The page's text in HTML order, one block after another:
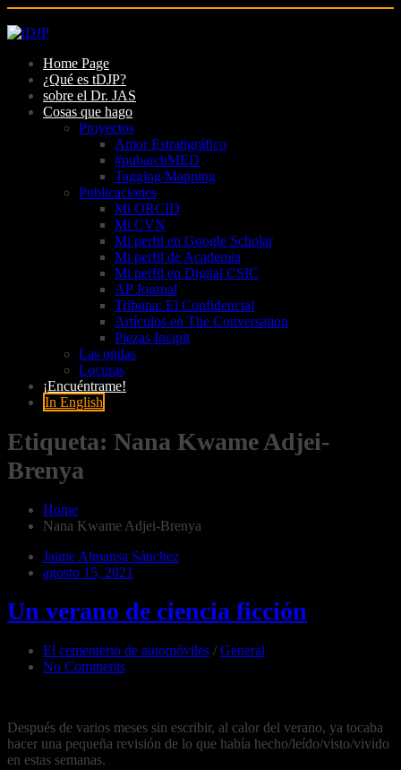
Skip
contentHome Page
¿Qué es tDJP?
sobre el Dr. JAS
Cosas que hago
Proyectos
Amor Estratigráfico
#pubarchMED
Tagging/Mapping
Publicaciones
Mi ORCID
Mi CVN
Mi perfil en Google Scholar
Mi perfil de Academia
Mi perfil en Digital CSIC
AP Journal
Tribuna: El Confidencial
Artículos en The Conversation
Piezas Incipit
Las ondas
Locuras
¡Encuéntrame!
In English
Etiqueta: Nana Kwame Adjei-
Brenya
Home
Nana Kwame Adjei-Brenya
Jaime Almansa Sánchez
agosto 15, 2021
Un verano de ciencia ficción
El cementerio de automóviles / General
No Comments
Después de varios meses sin escribir, al calor del verano, ya tocaba
hacer una pequeña revisión de lo que había hecho/leído/visto/vivido
en estas semanas.